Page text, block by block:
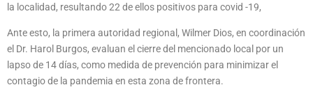
la localidad, resultando 22 de ellos positivos para covid -19,
Ante esto, la primera autoridad regional, Wilmer Dios, en coordinación
el Dr. Harol Burgos, evaluan el cierre del mencionado local por un
lapso de 14 días, como medida de prevención para minimizar el
contagio de la pandemia en esta zona de frontera.